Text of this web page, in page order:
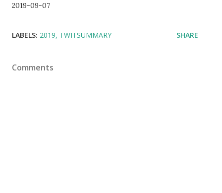
2019-09-07
LABELS: 2019 TWITSUMMARY SHARE
Comments